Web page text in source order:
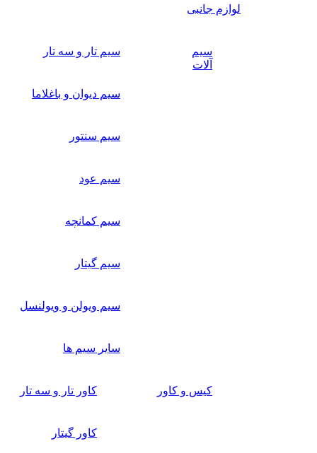
لوازم جانبی
سیم
آلات
سیم تار و سه تار
سیم دیوان و باغلاما
سیم سنتور
سیم عود
سیم کمانچه
سیم گیتار
سیم ویولن و ویولنسل
سایر سیم ها
کیس و کاور کاور تار و سه تار
کاور گیتار